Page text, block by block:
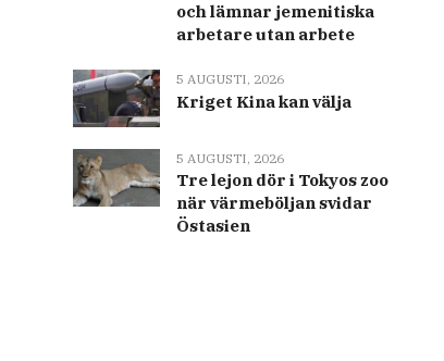
och lämnar jemenitiska
arbetare utan arbete
5 AUGUSTI, 2026
Kriget Kina kan välja
5 AUGUSTI, 2026
Tre lejon dör i Tokyos zoo
när värmeböljan svidar
Östasien